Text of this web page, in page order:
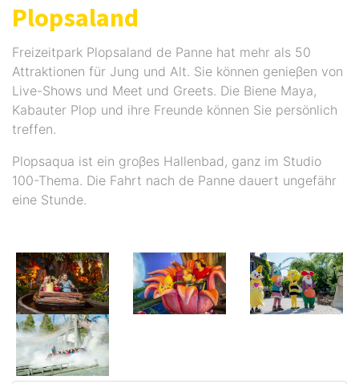
Plopsaland
Freizeitpark Plopsaland de Panne hat mehr als 50
Attraktionen für Jung und Alt. Sie können genieβen von
Live-Shows und Meet und Greets. Die Biene Maya,
Kabauter Plop und ihre Freunde können Sie persönlich
treffen.
Plopsaqua ist ein groβes Hallenbad, ganz im Studio
100-Thema. Die Fahrt nach de Panne dauert ungefähr
eine Stunde.